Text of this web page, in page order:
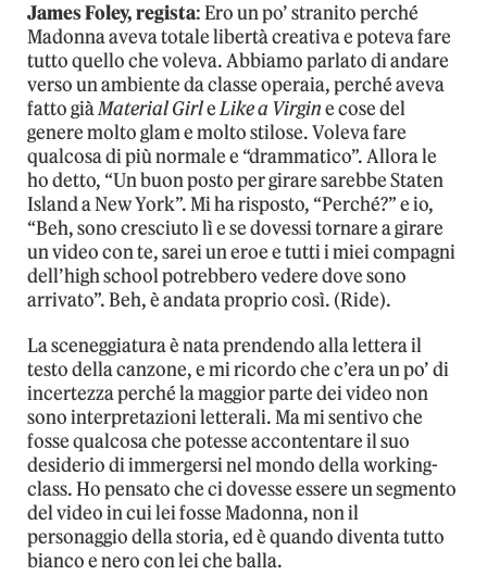
James Foley, regista: Ero un po’ stranito perché
Madonna aveva totale libertà creativa e poteva fare
tutto quello che voleva. Abbiamo parlato di andare
verso un ambiente da classe operaia, perché aveva
fatto giàMaterial GirleLike a Virgine cose del
genere molto glam e molto stilose. Voleva fare
qualcosa di più normale e “drammatico”. Allora le
ho detto, “Un buon posto per girare sarebbe Staten
Island a New York”. Mi ha risposto, “Perché?” e io,
“Beh, sono cresciuto lì e se dovessi tornare a girare
un video con te, sarei un eroe e tutti i miei compagni
dell’high school potrebbero vedere dove sono
arrivato”. Beh, è andata proprio così. (Ride).
La sceneggiatura è nata prendendo alla lettera il
testo della canzone, e mi ricordo che c’era un po’ di
incertezza perché la maggior parte dei video non
sono interpretazioni letterali. Ma mi sentivo che
fosse qualcosa che potesse accontentare il suo
desiderio di immergersi nel mondo della working-
class. Ho pensato che ci dovesse essere un segmento
del video in cui lei fosse Madonna, non il
personaggio della storia, ed è quando diventa tutto
bianco e nero con lei che balla.